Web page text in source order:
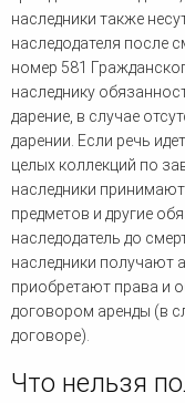
наследники также
наследодателя после
номер 581
наследнику
дарение, в случае
дарении. Если речь
целых коллекций по
наследники
предметов и другие
наследодатель до
наследники получают
приобретают права и
договором аренды (в
договоре).
Что нельзя